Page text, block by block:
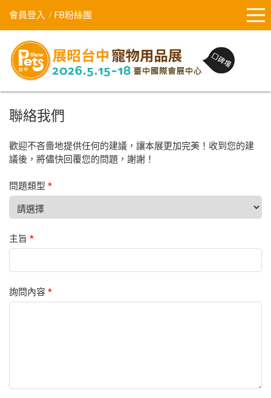
會員登入 FB粉絲團
聯絡我們
歡迎不吝嗇地提供任何的建議，讓本展更加完美！收到您的建
議後，將儘快回覆您的問題，謝謝！
問題類型 *
主旨 *
詢問內容 *